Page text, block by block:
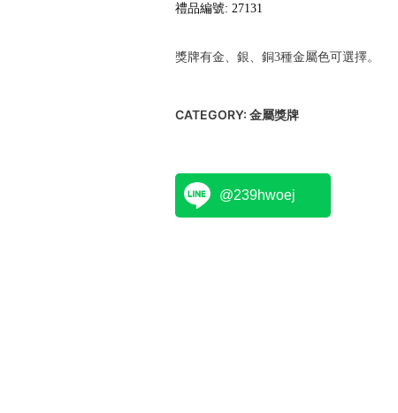
禮品編號: 27131
獎牌有金、銀、銅3種金屬色可選擇。
CATEGORY:金屬獎牌
@239hwoej